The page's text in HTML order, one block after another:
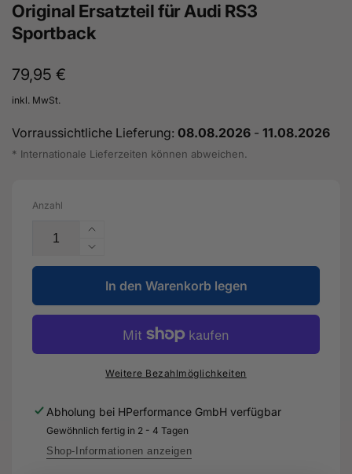
Original Ersatzteil für Audi RS3
Sportback
Normaler
Preis
79,95 €
inkl. MwSt.
Vorraussichtliche Lieferung: 08.08.2026 - 11.08.2026
* Internationale Lieferzeiten können abweichen.
Anzahl
Erhöhe
die
Menge
für
Nitroverdünnung
-
856
000
Original
Ersatzteil
für
Verringere
die
Menge
für
Nitroverdünnung
LVE
856
-
Original
Ersatzteil
In den Warenkorb legen
Weitere Bezahlmöglichkeiten
Abholung bei HPerformance GmbH verfügbar
Gewöhnlich fertig in 2 - 4 Tagen
Shop-Informationen anzeigen